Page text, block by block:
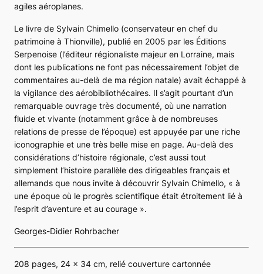
agiles aéroplanes.
Le livre de Sylvain Chimello (conservateur en chef du
patrimoine à Thionville), publié en 2005 par les Éditions
Serpenoise (l’éditeur régionaliste majeur en Lorraine, mais
dont les publications ne font pas nécessairement l’objet de
commentaires au-delà de ma région natale) avait échappé à
la vigilance des aérobibliothécaires. Il s’agit pourtant d’un
remarquable ouvrage très documenté, où une narration
fluide et vivante (notamment grâce à de nombreuses
relations de presse de l’époque) est appuyée par une riche
iconographie et une très belle mise en page. Au-delà des
considérations d’histoire régionale, c’est aussi tout
simplement l’histoire parallèle des dirigeables français et
allemands que nous invite à découvrir Sylvain Chimello, « à
une époque où le progrès scientifique était étroitement lié à
l’esprit d’aventure et au courage ».
Georges-Didier Rohrbacher
208 pages, 24 x 34 cm, relié couverture cartonnée